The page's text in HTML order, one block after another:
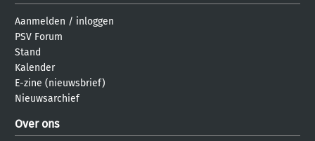
Aanmelden / inloggen
PSV Forum
Stand
Kalender
E-zine (nieuwsbrief)
Nieuwsarchief
Over ons